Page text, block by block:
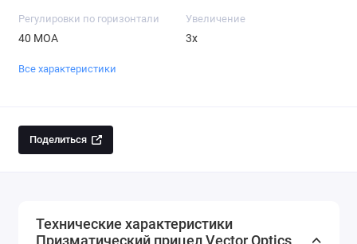
Регулировки по горизонтали
40 МОА
Увеличение
3x
Все характеристики
Поделиться
Технические характеристики